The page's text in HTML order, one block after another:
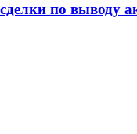
по выводу